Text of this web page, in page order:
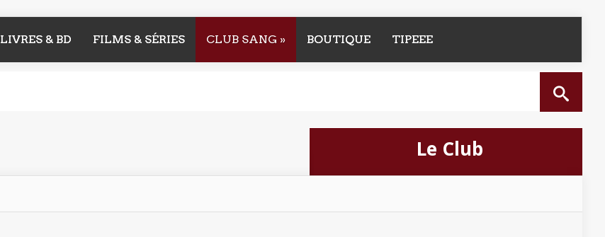
LIVRES & BD FILMS & SÉRIES CLUB SANG » BOUTIQUE TIPEEE
Le Club